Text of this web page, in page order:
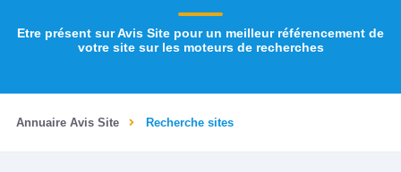
Etre présent sur Avis Site pour un meilleur référencement de
votre site sur les moteurs de recherches
Annuaire Avis Site Recherche sites